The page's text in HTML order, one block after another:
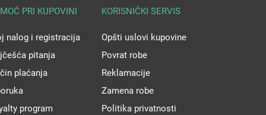
PRI KUPOVINI
nalog i registracija
pitanja
plaćanja
program
KORISNIČKI SERVIS
Opšti uslovi kupovine
Povrat robe
Reklamacije
Zamena robe
Politika privatnosti